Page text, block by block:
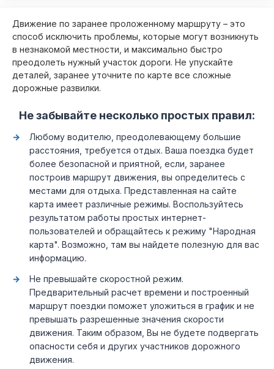
Движение по заранее проложенному маршруту – это
способ исключить проблемы, которые могут возникнуть
в незнакомой местности, и максимально быстро
преодолеть нужный участок дороги. Не упускайте
деталей, заранее уточните по карте все сложные
дорожные развилки.
Не забывайте несколько простых правил:
Любому водителю, преодолевающему большие
расстояния, требуется отдых. Ваша поездка будет
более безопасной и приятной, если, заранее
построив маршрут движения, вы определитесь с
местами для отдыха. Представленная на сайте
карта имеет различные режимы. Воспользуйтесь
результатом работы простых интернет-
пользователей и обращайтесь к режиму "Народная
карта". Возможно, там вы найдете полезную для вас
информацию.
Не превышайте скоростной режим.
Предварительный расчет времени и построенный
маршрут поездки поможет уложиться в график и не
превышать разрешенные значения скорости
движения. Таким образом, Вы не будете подвергать
опасности себя и других участников дорожного
движения.